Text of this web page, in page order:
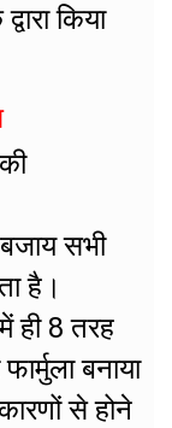
किया
सभी
है।
ही 8 तरह
बनाया
से होने